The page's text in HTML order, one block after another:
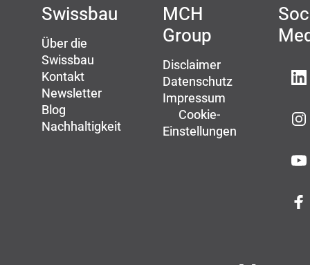
Swissbau
Über die
Swissbau
Kontakt
Newsletter
Blog
Nachhaltigkeit
MCH
Group
Disclaimer
Datenschutz
Impressum
Cookie-
Einstellungen